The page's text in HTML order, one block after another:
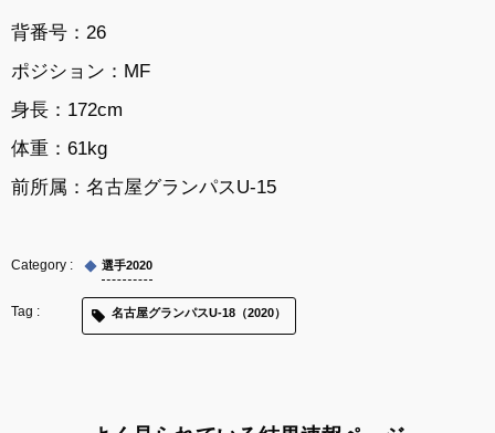
背番号：26
ポジション：MF
身長：172cm
体重：61kg
前所属： 名古屋グランパスU-15
選手2020
名古屋グランパスU-18（2020）